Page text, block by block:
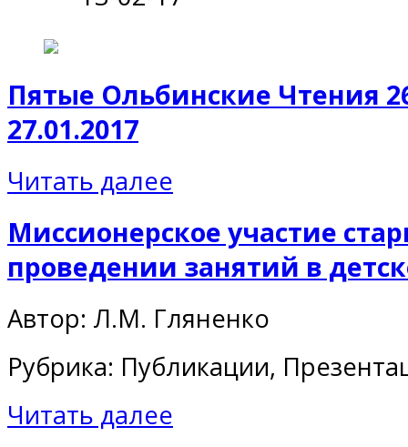
Пятые Ольбинские Чтения
27.01.2017
Читать далее
Миссионерское участие
проведении занятий в
Автор: Л.М. Гляненко
Рубрика: Публикации,
Читать далее